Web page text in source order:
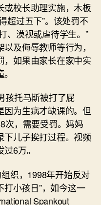
或校长助理实施，木板
超过五下”。该处罚不
、漠视或虐待学生。”
及侮辱教师等行为，
，如果由家长在家中实
孩托马斯被打了屁
因为生病才缺课的。但
次，需要受罚。妈妈
下儿子挨打过程。视频
6万。
织，1998年开始反对
打小孩日”，如今这一
Spankout